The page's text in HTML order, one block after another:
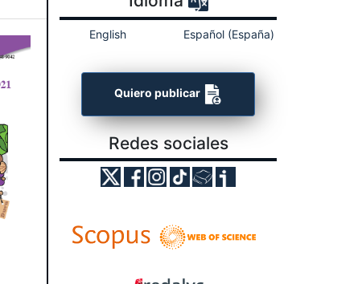
English Español (España)
Quiero publicar
Redes sociales